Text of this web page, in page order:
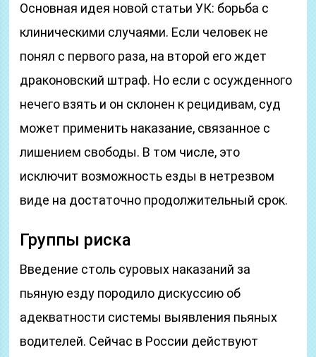
Основная идея новой статьи УК: борьба с
клиническими случаями. Если человек не
понял с первого раза, на второй его ждет
драконовский штраф. Но если с осужденного
нечего взять и он склонен к рецидивам, суд
может применить наказание, связанное с
лишением свободы. В том числе, это
исключит возможность езды в нетрезвом
виде на достаточно продолжительный срок.
Группы риска
Введение столь суровых наказаний за
пьяную езду породило дискуссию об
адекватности системы выявления пьяных
водителей. Сейчас в России действуют